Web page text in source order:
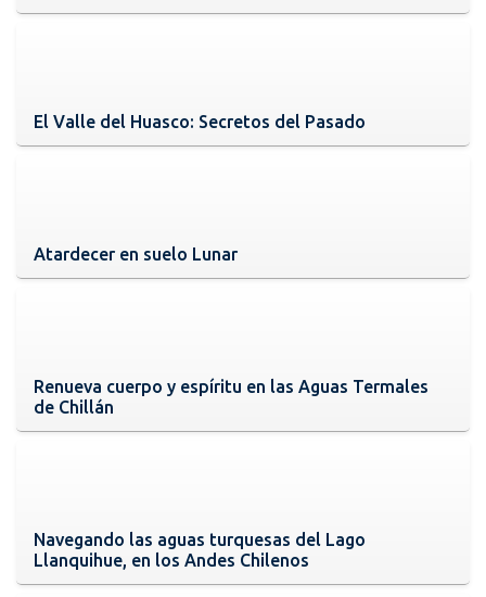
El Valle del Huasco: Secretos del Pasado
Atardecer en suelo Lunar
Renueva cuerpo y espíritu en las Aguas Termales
de Chillán
Navegando las aguas turquesas del Lago
Llanquihue, en los Andes Chilenos